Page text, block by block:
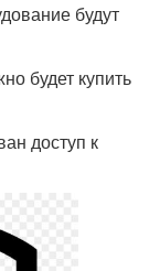
будут
будет купить
доступ к